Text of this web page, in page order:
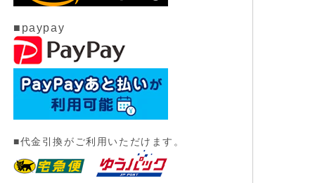
■paypay
■代金引換がご利用いただけます。